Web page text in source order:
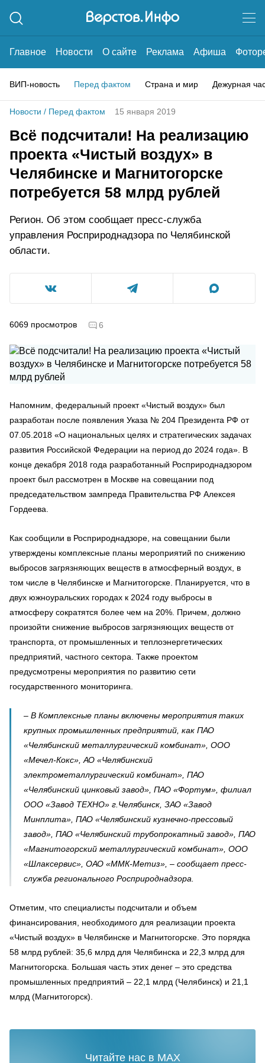
Главное Новости О сайте Реклама Афиша
ВИП-новость Перед фактом Страна и мир Дежурная
Новости / Перед фактом 15 января 2019
Всё подсчитали! На реализацию
проекта «Чистый воздух» в
Челябинске и Магнитогорске
потребуется 58 млрд рублей
Регион. Об этом сообщает пресс-служба
управления Росприроднадзора по Челябинской
области.
6069 просмотров 6
Напомним, федеральный проект «Чистый воздух» был
разработан после появления Указа № 204 Президента РФ от
07.05.2018 «О национальных целях и стратегических задачах
развития Российской Федерации на период до 2024 года». В
конце декабря 2018 года разработанный Росприроднадзором
проект был рассмотрен в Москве на совещании под
председательством зампреда Правительства РФ Алексея
Гордеева.
Как сообщили в Росприроднадзоре, на совещании были
утверждены комплексные планы мероприятий по снижению
выбросов загрязняющих веществ в атмосферный воздух, в
том числе в Челябинске и Магнитогорске. Планируется, что в
двух южноуральских городах к 2024 году выбросы в
атмосферу сократятся более чем на 20%. Причем, должно
произойти снижение выбросов загрязняющих веществ от
транспорта, от промышленных и теплоэнергетических
предприятий, частного сектора. Также проектом
предусмотрены мероприятия по развитию сети
государственного мониторинга.
– В Комплексные планы включены мероприятия таких
крупных промышленных предприятий, как ПАО
«Челябинский металлургический комбинат», ООО
«Мечел-Кокс», АО «Челябинский
электрометаллургический комбинат», ПАО
«Челябинский цинковый завод», ПАО «Фортум», филиал
ООО «Завод ТЕХНО» г.Челябинск, ЗАО «Завод
Минплита», ПАО «Челябинский кузнечно-прессовый
завод», ПАО «Челябинский трубопрокатный завод», ПАО
«Магнитогорский металлургический комбинат», ООО
«Шлаксервис», ОАО «ММК-Метиз», – сообщает пресс-
служба регионального Росприроднадзора.
Отметим, что специалисты подсчитали и объем
финансирования, необходимого для реализации проекта
«Чистый воздух» в Челябинске и Магнитогорске. Это порядка
58 млрд рублей: 35,6 млрд для Челябинска и 22,3 млрд для
Магнитогорска. Большая часть этих денег – это средства
промышленных предприятий – 22,1 млрд (Челябинск) и 21,1
млрд (Магнитогорск).
Читайте нас в MAX